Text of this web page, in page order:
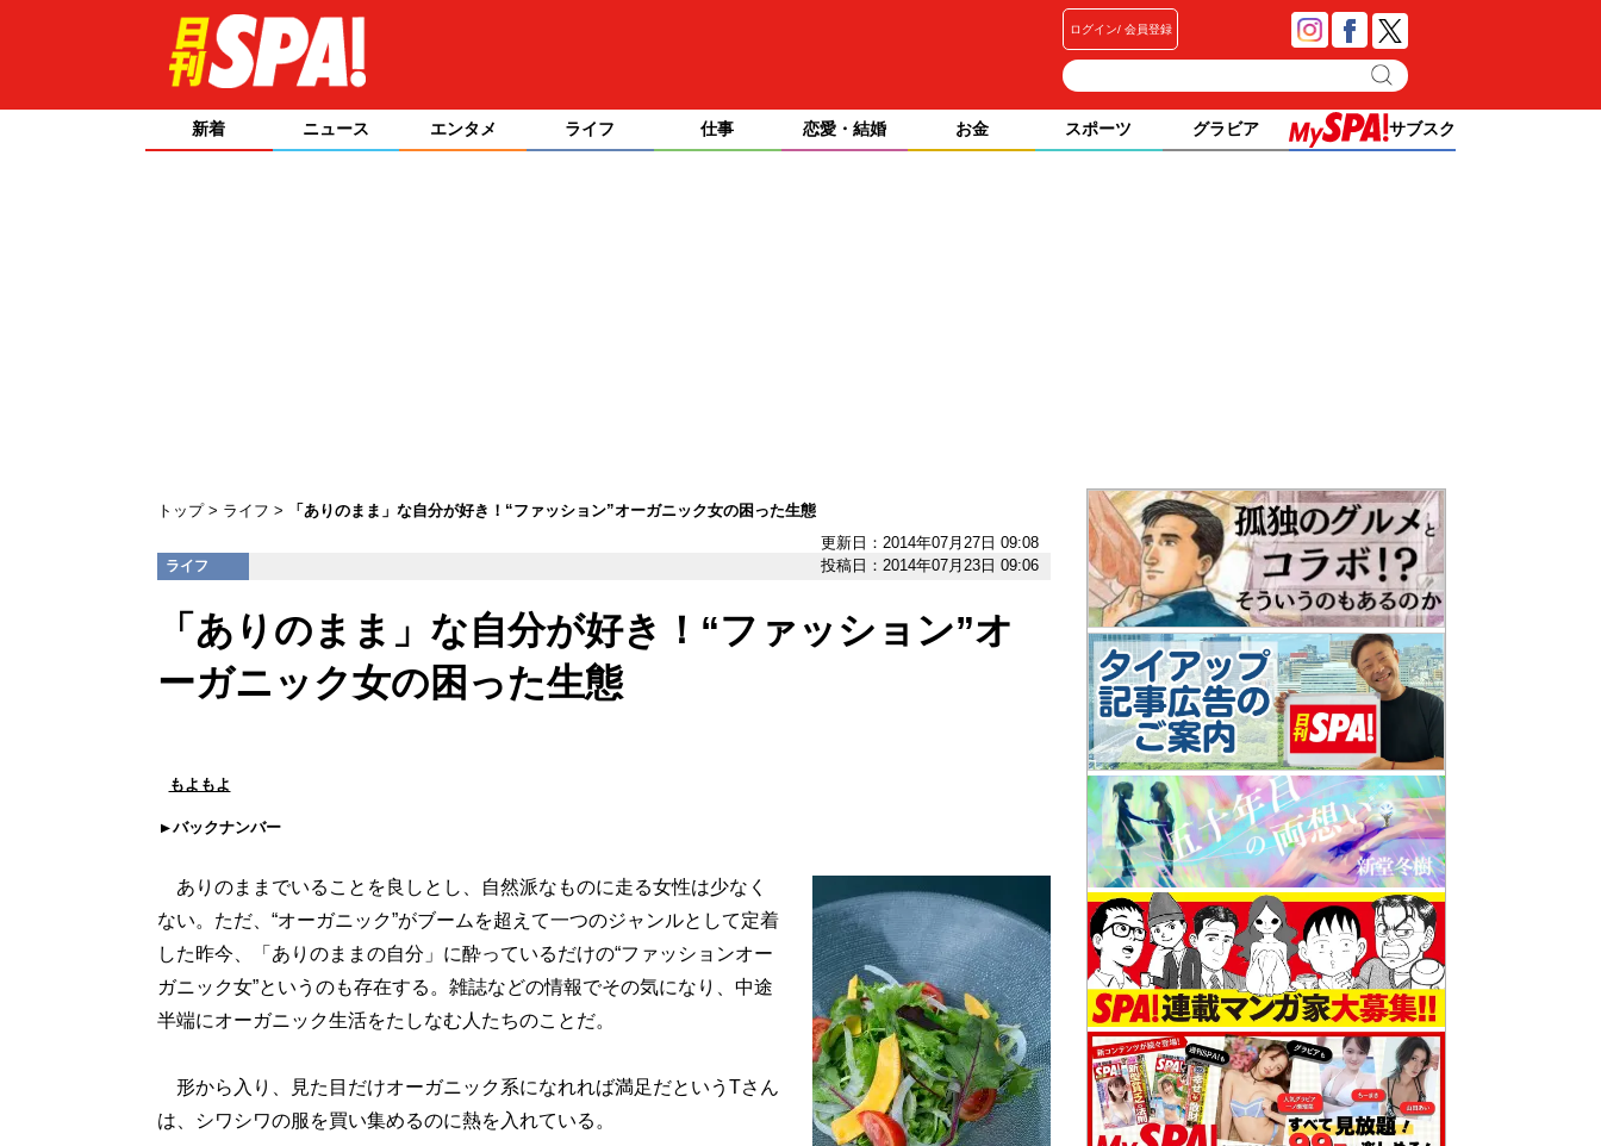
ログイン 会員登録
新着 ニュース エンタメ ライフ 仕事 恋愛・結婚 お金 スポーツ グラビア サブスク
トップ ライフ
「ありのまま」な自分が好き！“ファッション”オーガニック女の困った生態
更新日：2014年07月27日 09:08
ライフ 投稿日：2014年07月23日 09:06
「ありのまま」な自分が好き！“ファッション”オ
ーガニック女の困った生態
もよもよ
バックナンバー
ありのままでいることを良しとし、自然派なものに走る女性は少なく
ない。ただ、“オーガニック”がブームを超えて一つのジャンルとして定着
した昨今、「ありのままの自分」に酔っているだけの“ファッションオー
ガニック女”というのも存在する。雑誌などの情報でその気になり、中途
半端にオーガニック生活をたしなむ人たちのことだ。
形から入り、見た目だけオーガニック系になれれば満足だというTさん
は、シワシワの服を買い集めるのに熱を入れている。